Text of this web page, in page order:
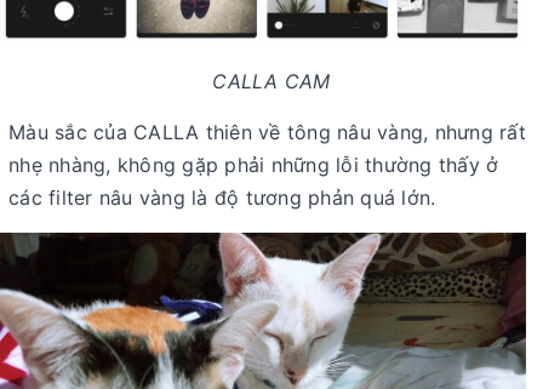
CALLA CAM
Màu sắc của CALLA thiên về tông nâu vàng, nhưng rất
nhẹ nhàng, không gặp phải những lỗi thường thấy ở
các filter nâu vàng là độ tương phản quá lớn.